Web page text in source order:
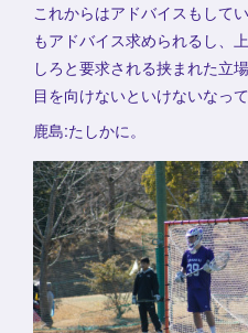
これからはアドバイスもして
もアドバイス求められるし、
しろと要求される挟まれた立
目を向けないといけないなって
鹿島:たしかに。